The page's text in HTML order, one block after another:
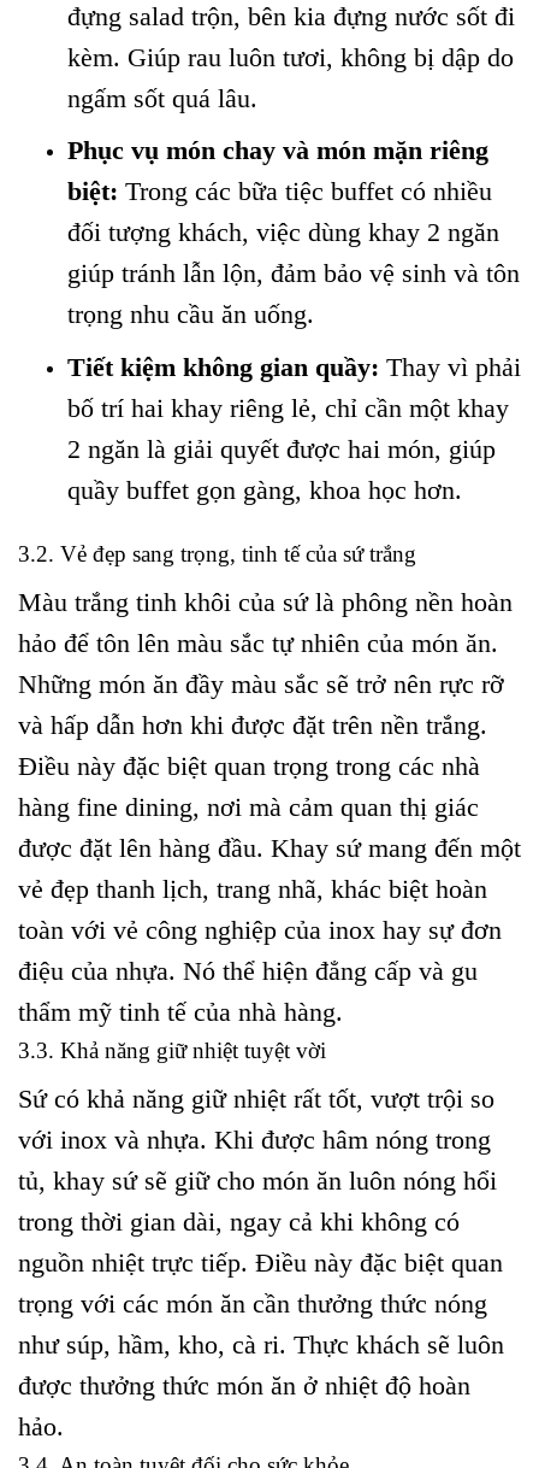
đựng salad trộn, bên kia đựng nước sốt đi
kèm. Giúp rau luôn tươi, không bị dập do
ngấm sốt quá lâu.
Phục vụ món chay và món mặn riêng
biệt: Trong các bữa tiệc buffet có nhiều
đối tượng khách, việc dùng khay 2 ngăn
giúp tránh lẫn lộn, đảm bảo vệ sinh và tôn
trọng nhu cầu ăn uống.
Tiết kiệm không gian quầy: Thay vì phải
bố trí hai khay riêng lẻ, chỉ cần một khay
2 ngăn là giải quyết được hai món, giúp
quầy buffet gọn gàng, khoa học hơn.
3.2. Vẻ đẹp sang trọng, tinh tế của sứ trắng
Màu trắng tinh khôi của sứ là phông nền hoàn
hảo để tôn lên màu sắc tự nhiên của món ăn.
Những món ăn đầy màu sắc sẽ trở nên rực rỡ
và hấp dẫn hơn khi được đặt trên nền trắng.
Điều này đặc biệt quan trọng trong các nhà
hàng fine dining, nơi mà cảm quan thị giác
được đặt lên hàng đầu. Khay sứ mang đến một
vẻ đẹp thanh lịch, trang nhã, khác biệt hoàn
toàn với vẻ công nghiệp của inox hay sự đơn
điệu của nhựa. Nó thể hiện đẳng cấp và gu
thẩm mỹ tinh tế của nhà hàng.
3.3. Khả năng giữ nhiệt tuyệt vời
Sứ có khả năng giữ nhiệt rất tốt, vượt trội so
với inox và nhựa. Khi được hâm nóng trong
tủ, khay sứ sẽ giữ cho món ăn luôn nóng hổi
trong thời gian dài, ngay cả khi không có
nguồn nhiệt trực tiếp. Điều này đặc biệt quan
trọng với các món ăn cần thưởng thức nóng
như súp, hầm, kho, cà ri. Thực khách sẽ luôn
được thưởng thức món ăn ở nhiệt độ hoàn
hảo.